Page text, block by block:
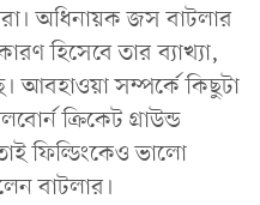
অধিনায়ক জস বাটলার
হিসেবে তার ব্যাখ্যা,
আবহাওয়া সম্পর্কে কিছুটা
ক্রিকেট গ্রাউন্ড
ফিল্ডিংকেও ভালো
বাটলার।